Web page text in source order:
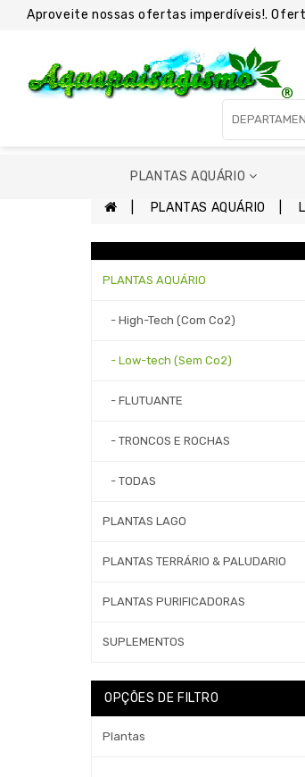
Aproveite nossas ofertas imperdíveis!.
PLANTAS AQUÁRIO
PLANTAS AQUÁRIO
PLANTAS AQUÁRIO
- High-Tech (Com Co2)
- Low-tech (Sem Co2)
- FLUTUANTE
- TRONCOS E ROCHAS
- TODAS
PLANTAS LAGO
PLANTAS TERRÁRIO & PALUDARIO
PLANTAS PURIFICADORAS
SUPLEMENTOS
OPÇÕES DE FILTRO
Plantas